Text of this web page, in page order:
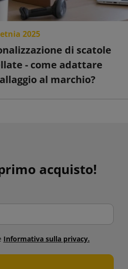
2025
di scatole
- come adattare
al marchio?
acquisto!
Informativa sulla privacy.